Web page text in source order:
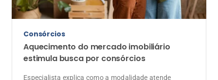
Consórcios
Aquecimento do mercado imobiliário
estimula busca por consórcios
Especialista explica como a modalidade atende